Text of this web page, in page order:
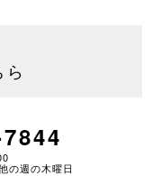
の週の木曜日